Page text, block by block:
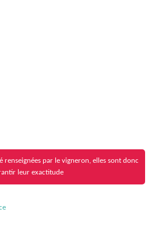
renseignées par le vigneron, elles sont donc
leur exactitude